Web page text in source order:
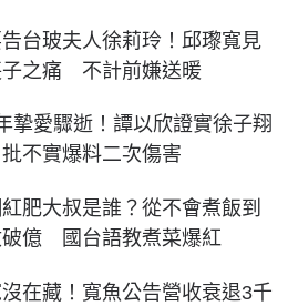
台玻夫人徐莉玲！邱瓈寬見
子之痛 不計前嫌送暖
摯愛驟逝！譚以欣證實徐子翔
不實爆料二次傷害
肥大叔是誰？從不會煮飯到
破億 國台語教煮菜爆紅
在藏！寬魚公告營收衰退3千